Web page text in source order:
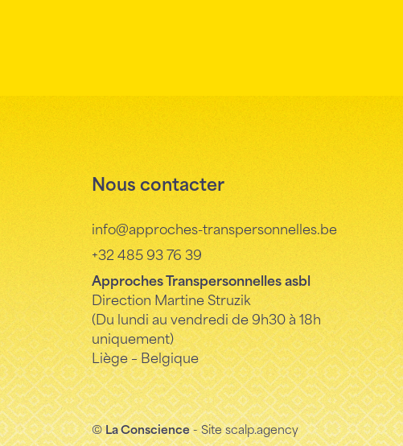
Nous contacter
info@approches-transpersonnelles.be
+32 485 93 76 39
Approches Transpersonnelles asbl
Direction Martine Struzik
(Du lundi au vendredi de 9h30 à 18h
uniquement)
Liège – Belgique
©La Conscience- Sitescalp.agency